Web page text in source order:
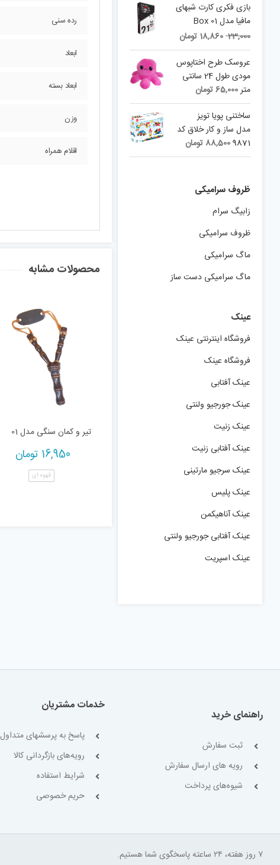
رده سنی
ابعاد
ابعاد بسته
وزن
اقلام همراه
محصولات مشابه
تیر و کمان سنگی مدل 01
16,950 تومان
قهوه ای
بازی فکری کارت شبهای
مافیا مدل Box 01
23,000
Original
price
was:
23,000 تومان.
18,860 تومان Current
price
is:
18,860 تومان.
عروسک طرح اختاپوس
مودی طول 24 سانتی
متر65,000تومان
ساختنی پویا تویز
مدل ساز و کار خلاق کد
9871
88,500 تومان
ظروف سرامیکی
زابیگ سرام
ظروف سرامیکی
ماگ سرامیکی
ماگ سرامیکی دست ساز
عینک
فروشگاه اینترنتی عینک
فروشگاه عینک
عینک آفتابی
عینک جورجیو ولنتی
عینک زنیت
عینک آفتابی زنیت
عینک سرجیو مارتینی
عینک پلیس
عینک آناهیکمن
عینک آفتابی جورجیو ولنتی
عینک اسپریت
راهنمای خرید
ثبت سفارش
رویه های ارسال سفارش
شیوه‌های پرداخت
خدمات مشتریان
پاسخ به پرسشهای متداول
رویه‌های بازگردانی کالا
شرایط استفاده
حریم خصوصی
۷ روز هفته، ۲۴ ساعته پاسخگوی شما هستیم.